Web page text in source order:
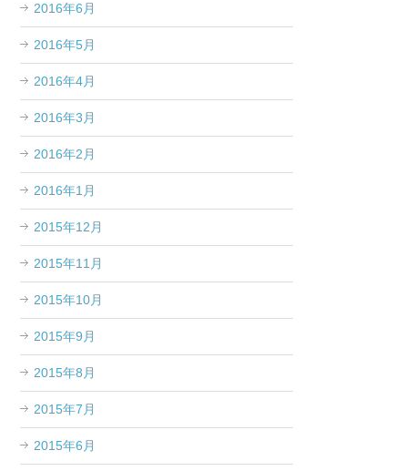
2016年6月
2016年5月
2016年4月
2016年3月
2016年2月
2016年1月
2015年12月
2015年11月
2015年10月
2015年9月
2015年8月
2015年7月
2015年6月